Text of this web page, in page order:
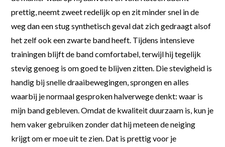
prettig, neemt zweet redelijk op en zit minder snel in de
weg dan een stug synthetisch geval dat zich gedraagt alsof
het zelf ook een zwarte band heeft. Tijdens intensieve
trainingen blijft de band comfortabel, terwijl hij tegelijk
stevig genoeg is om goed te blijven zitten. Die stevigheid is
handig bij snelle draaibewegingen, sprongen en alles
waarbij je normaal gesproken halverwege denkt: waar is
mijn band gebleven. Omdat de kwaliteit duurzaam is, kun je
hem vaker gebruiken zonder dat hij meteen de neiging
krijgt om er moe uit te zien. Dat is prettig voor je